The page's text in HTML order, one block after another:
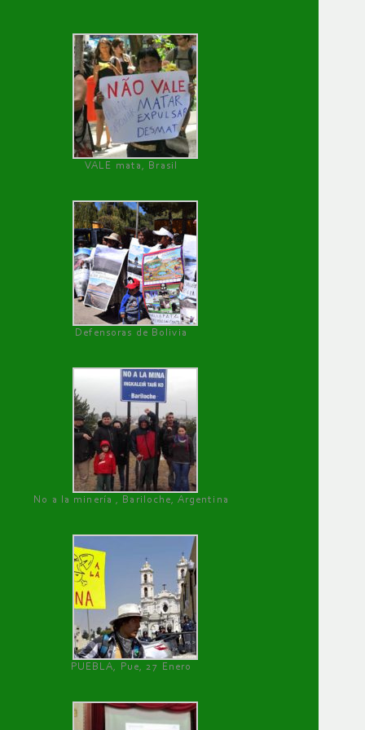
VALE mata, Brasil
Defensoras de Bolivia
No a la minería , Bariloche, Argentina
PUEBLA, Pue, 27 Enero